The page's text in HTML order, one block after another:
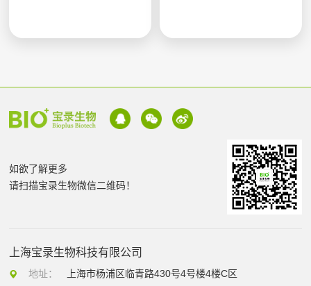
如欲了解更多
请扫描宝录生物微信二维码！
上海宝录生物科技有限公司
地址：
上海市杨浦区临青路430号4号楼4楼C区